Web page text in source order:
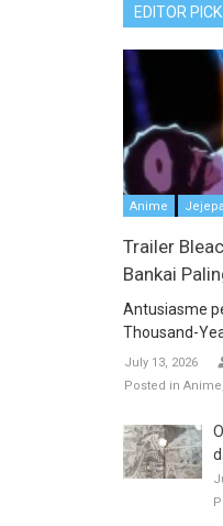
EDITOR PICK
Anime
Trailer
Bankai
Antusiasme
Thousand-
July 13, 2026
Posted in Anime